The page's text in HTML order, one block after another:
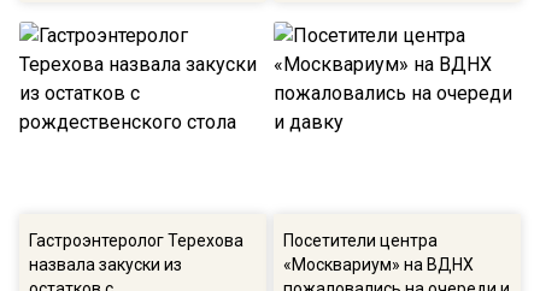
Гастроэнтеролог Терехова
назвала закуски из
Посетители центра
«Москвариум» на ВДНХ